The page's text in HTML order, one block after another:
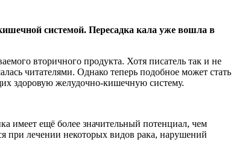
системой. Пересадка кала уже вошла в
вторичного продукта. Хотя писатель так и не
читателями. Однако теперь подобное может стать
здоровую желудочно-кишечную систему.
имеет ещё более значительный потенциал, чем
при лечении некоторых видов рака, нарушений